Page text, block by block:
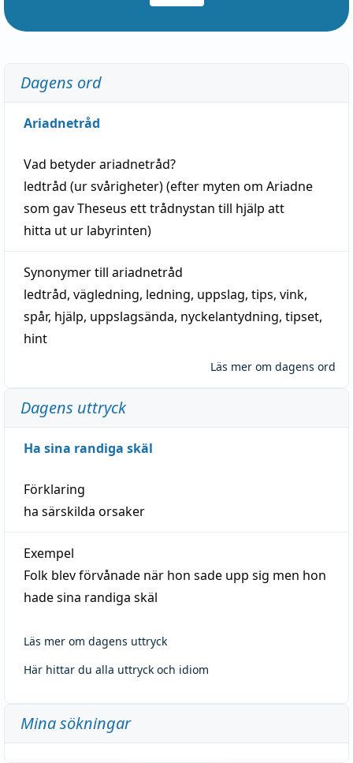
Dagens ord
Ariadnetråd
Vad betyderariadnetråd?
ledtråd (ur svårigheter) (efter myten om Ariadne
som gav Theseus ett trådnystan till hjälp att
hitta ut ur labyrinten)
Synonymer till ariadnetråd
ledtråd, vägledning, ledning, uppslag, tips, vink,
spår, hjälp, uppslagsända, nyckelantydning, tipset,
hint
Läs mer om dagens ord
Dagens uttryck
Ha sina randiga skäl
Förklaring
ha särskilda orsaker
Exempel
Folk blev förvånade när hon sade upp sig men hon
hade sina randiga skäl
Läs mer om dagens uttryck
Här hittar du alla uttryck och idiom
Mina sökningar